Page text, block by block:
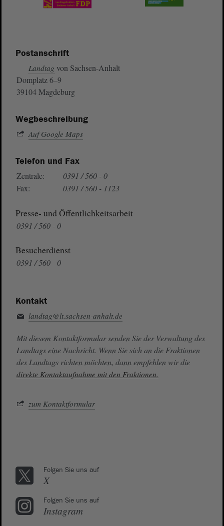
Postanschrift
Landtag von Sachsen-Anhalt
Domplatz 6–9
39104 Magdeburg
Wegbeschreibung
Auf Google Maps
Telefon und Fax
Zentrale:
0391 / 560 - 0
Fax:
0391 / 560 - 1123
Presse- und Öffentlichkeitsarbeit
0391 / 560 - 0
Besucherdienst
0391 / 560 - 0
Kontakt
landtag@lt.sachsen-anhalt.de
Mit diesem Kontaktformular senden Sie der Verwaltung des
Landtags eine Nachricht. Wenn Sie sich an die Fraktionen
des Landtags richten möchten, dann empfehlen wir die
direkte Kontaktaufnahme mit den Fraktionen.
zum Kontaktformular
Folgen Sie uns auf
X
Folgen Sie uns auf
Instagram